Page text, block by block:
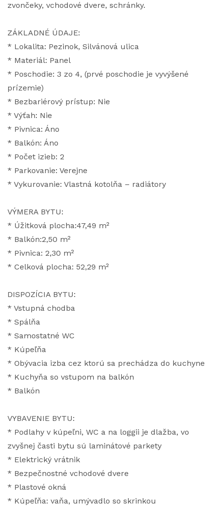
zvončeky, vchodové dvere, schránky.
ZÁKLADNÉ ÚDAJE:
* Lokalita: Pezinok, Silvánová ulica
* Materiál: Panel
* Poschodie: 3 zo 4, (prvé poschodie je vyvýšené
prízemie)
* Bezbariérový prístup: Nie
* Výťah: Nie
* Pivnica: Áno
* Balkón: Áno
* Počet izieb: 2
* Parkovanie: Verejne
* Vykurovanie: Vlastná kotolňa – radiátory
VÝMERA BYTU:
* Úžitková plocha:47,49 m²
* Balkón:2,50 m²
* Pivnica: 2,30 m²
* Celková plocha: 52,29 m²
DISPOZÍCIA BYTU:
* Vstupná chodba
* Spálňa
* Samostatné WC
* Kúpeľňa
* Obývacia izba cez ktorú sa prechádza do kuchyne
* Kuchyňa so vstupom na balkón
* Balkón
VYBAVENIE BYTU:
* Podlahy v kúpeľni, WC a na loggii je dlažba, vo
zvyšnej časti bytu sú laminátové parkety
* Elektrický vrátnik
* Bezpečnostné vchodové dvere
* Plastové okná
* Kúpeľňa: vaňa, umývadlo so skrinkou